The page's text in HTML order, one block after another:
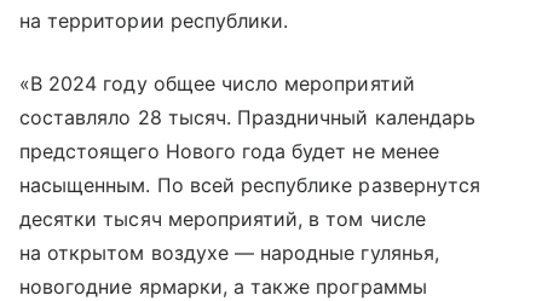
на территории республики.
«В 2024 году общее число мероприятий
составляло 28 тысяч. Праздничный календарь
предстоящего Нового года будет не менее
насыщенным. По всей республике развернутся
десятки тысяч мероприятий, в том числе
на открытом воздухе — народные гулянья,
новогодние ярмарки, а также программы